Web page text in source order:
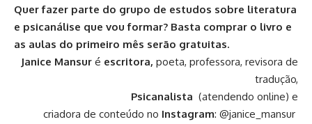
Quer fazer parte do grupo de estudos sobre literatura
e psicanálise que vou formar? Basta comprar o livro e
as aulas do primeiro mês serão gratuitas.
Janice Mansur é escritora, poeta, professora, revisora de
tradução,
Psicanalista (atendendo online) e
criadora de conteúdo no Instagram: @janice_mansur